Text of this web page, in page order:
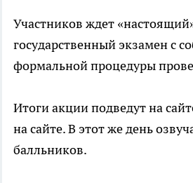
Участников ждет
государственный экзамен с
формальной процедуры
Итоги акции подведут на
на сайте. В этот же день
балльников.